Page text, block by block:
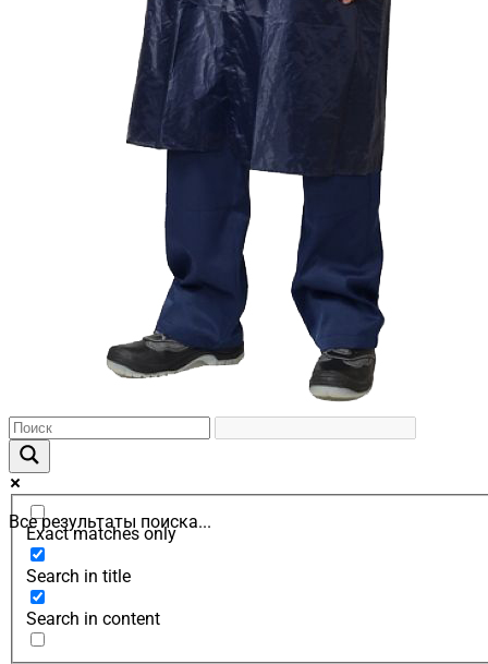
Все результаты поиска...
Exact matches only
Search in title
Search in content